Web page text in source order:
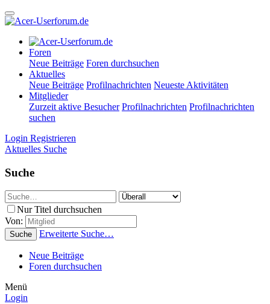
Foren
Neue Beiträge Foren durchsuchen
Aktuelles
Neue Beiträge Profilnachrichten Neueste Aktivitäten
Mitglieder
Zurzeit aktive Besucher Profilnachrichten Profilnachrichten
suchen
Login Registrieren
Aktuelles Suche
Suche
Nur Titel durchsuchen
Von:
Suche Erweiterte Suche…
Neue Beiträge
Foren durchsuchen
Menü
Login